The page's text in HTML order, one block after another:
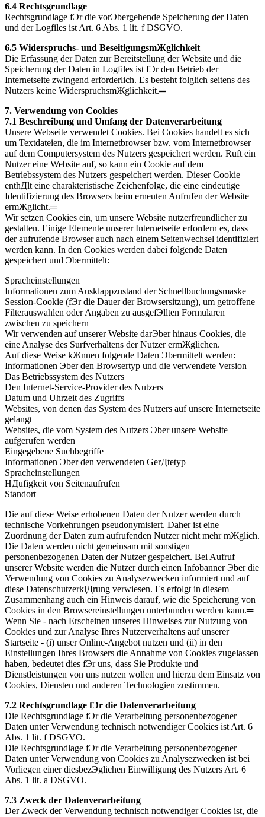
6.4 Rechtsgrundlage
Rechtsgrundlage fЭr die vorЭbergehende Speicherung der Daten
und der Logfiles ist Art. 6 Abs. 1 lit. f DSGVO.
6.5 Widerspruchs- und BeseitigungsmЖglichkeit
Die Erfassung der Daten zur Bereitstellung der Website und die
Speicherung der Daten in Logfiles ist fЭr den Betrieb der
Internetseite zwingend erforderlich. Es besteht folglich seitens des
Nutzers keine WiderspruchsmЖglichkeit.═
7. Verwendung von Cookies
7.1 Beschreibung und Umfang der Datenverarbeitung
Unsere Webseite verwendet Cookies. Bei Cookies handelt es sich
um Textdateien, die im Internetbrowser bzw. vom Internetbrowser
auf dem Computersystem des Nutzers gespeichert werden. Ruft ein
Nutzer eine Website auf, so kann ein Cookie auf dem
Betriebssystem des Nutzers gespeichert werden. Dieser Cookie
enthДlt eine charakteristische Zeichenfolge, die eine eindeutige
Identifizierung des Browsers beim erneuten Aufrufen der Website
ermЖglicht.═
Wir setzen Cookies ein, um unsere Website nutzerfreundlicher zu
gestalten. Einige Elemente unserer Internetseite erfordern es, dass
der aufrufende Browser auch nach einem Seitenwechsel identifiziert
werden kann. In den Cookies werden dabei folgende Daten
gespeichert und Эbermittelt:
Spracheinstellungen
Informationen zum Ausklappzustand der Schnellbuchungsmaske
Session-Cookie (fЭr die Dauer der Browsersitzung), um getroffene
Filterauswahlen oder Angaben zu ausgefЭllten Formularen
zwischen zu speichern
Wir verwenden auf unserer Website darЭber hinaus Cookies, die
eine Analyse des Surfverhaltens der Nutzer ermЖglichen.
Auf diese Weise kЖnnen folgende Daten Эbermittelt werden:
Informationen Эber den Browsertyp und die verwendete Version
Das Betriebssystem des Nutzers
Den Internet-Service-Provider des Nutzers
Datum und Uhrzeit des Zugriffs
Websites, von denen das System des Nutzers auf unsere Internetseite
gelangt
Websites, die vom System des Nutzers Эber unsere Website
aufgerufen werden
Eingegebene Suchbegriffe
Informationen Эber den verwendeten GerДtetyp
Spracheinstellungen
HДufigkeit von Seitenaufrufen
Standort
Die auf diese Weise erhobenen Daten der Nutzer werden durch
technische Vorkehrungen pseudonymisiert. Daher ist eine
Zuordnung der Daten zum aufrufenden Nutzer nicht mehr mЖglich.
Die Daten werden nicht gemeinsam mit sonstigen
personenbezogenen Daten der Nutzer gespeichert. Bei Aufruf
unserer Website werden die Nutzer durch einen Infobanner Эber die
Verwendung von Cookies zu Analysezwecken informiert und auf
diese DatenschutzerklДrung verwiesen. Es erfolgt in diesem
Zusammenhang auch ein Hinweis darauf, wie die Speicherung von
Cookies in den Browsereinstellungen unterbunden werden kann.═
Wenn Sie - nach Erscheinen unseres Hinweises zur Nutzung von
Cookies und zur Analyse Ihres Nutzerverhaltens auf unserer
Startseite - (i) unser Online-Angebot nutzen und (ii) in den
Einstellungen Ihres Browsers die Annahme von Cookies zugelassen
haben, bedeutet dies fЭr uns, dass Sie Produkte und
Dienstleistungen von uns nutzen wollen und hierzu dem Einsatz von
Cookies, Diensten und anderen Technologien zustimmen.
7.2 Rechtsgrundlage fЭr die Datenverarbeitung
Die Rechtsgrundlage fЭr die Verarbeitung personenbezogener
Daten unter Verwendung technisch notwendiger Cookies ist Art. 6
Abs. 1 lit. f DSGVO.
Die Rechtsgrundlage fЭr die Verarbeitung personenbezogener
Daten unter Verwendung von Cookies zu Analysezwecken ist bei
Vorliegen einer diesbezЭglichen Einwilligung des Nutzers Art. 6
Abs. 1 lit. a DSGVO.
7.3 Zweck der Datenverarbeitung
Der Zweck der Verwendung technisch notwendiger Cookies ist, die